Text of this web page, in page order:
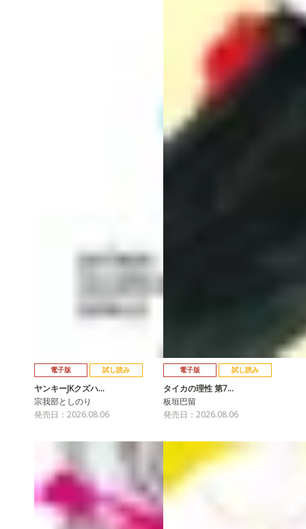
電子版 試し読み
ヤンキーJKクズハ…
宗我部としのり
発売日：2026.08.06
電子版 試し読み
タイカの理性 第7…
板垣巴留
発売日：2026.08.06